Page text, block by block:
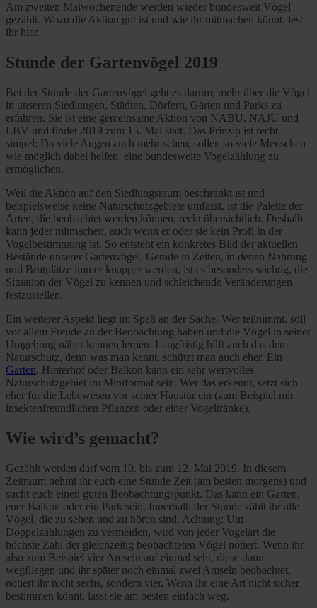
Am zweiten Maiwochenende werden wieder bundesweit Vögel
gezählt. Wozu die Aktion gut ist und wie ihr mitmachen könnt, lest
ihr hier.
Stunde der Gartenvögel 2019
Bei der Stunde der Gartenvögel geht es darum, mehr über die Vögel
in unseren Siedlungen, Städten, Dörfern, Gärten und Parks zu
erfahren. Sie ist eine gemeinsame Aktion von NABU, NAJU und
LBV und findet 2019 zum 15. Mal statt. Das Prinzip ist recht
simpel: Da viele Augen auch mehr sehen, sollen so viele Menschen
wie möglich dabei helfen, eine bundesweite Vogelzählung zu
ermöglichen.
Weil die Aktion auf den Siedlungsraum beschränkt ist und
beispielsweise keine Naturschutzgebiete umfasst, ist die Palette der
Arten, die beobachtet werden können, recht übersichtlich. Deshalb
kann jeder mitmachen, auch wenn er oder sie kein Profi in der
Vogelbestimmung ist. So entsteht ein konkretes Bild der aktuellen
Bestände unserer Gartenvögel. Gerade in Zeiten, in denen Nahrung
und Brutplätze immer knapper werden, ist es besonders wichtig, die
Situation der Vögel zu kennen und schleichende Veränderungen
festzustellen.
Ein weiterer Aspekt liegt im Spaß an der Sache. Wer teilnimmt, soll
vor allem Freude an der Beobachtung haben und die Vögel in seiner
Umgebung näher kennen lernen. Langfristig hilft auch das dem
Naturschutz, denn was man kennt, schützt man auch eher. Ein
Garten, Hinterhof oder Balkon kann ein sehr wertvolles
Naturschutzgebiet im Miniformat sein. Wer das erkennt, setzt sich
eher für die Lebewesen vor seiner Haustür ein (zum Beispiel mit
insektenfreundlichen Pflanzen oder einer Vogeltränke).
Wie wird’s gemacht?
Gezählt werden darf vom 10. bis zum 12. Mai 2019. In diesem
Zeitraum nehmt ihr euch eine Stunde Zeit (am besten morgens) und
sucht euch einen guten Beobachtungspunkt. Das kann ein Garten,
euer Balkon oder ein Park sein. Innerhalb der Stunde zählt ihr alle
Vögel, die zu sehen und zu hören sind. Achtung: Um
Doppelzählungen zu vermeiden, wird von jeder Vogelart die
höchste Zahl der gleichzeitig beobachteten Vögel notiert. Wenn ihr
also zum Beispiel vier Amseln auf einmal seht, diese dann
wegfliegen und ihr später noch einmal zwei Amseln beobachtet,
notiert ihr nicht sechs, sondern vier. Wenn ihr eine Art nicht sicher
bestimmen könnt, lasst sie am besten einfach weg.